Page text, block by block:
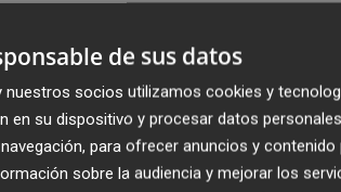
americanas, todavía hay
el índice "más alcista" de los
alemán (18%). De hecho, Cabrera
de sus datos
socios utilizamos cookies y
en su dispositivo y procesar datos
para ofrecer anuncios y
sobre la audiencia y mejorar los